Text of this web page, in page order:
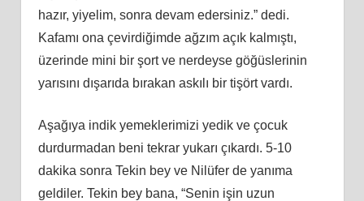
hazır, yiyelim, sonra devam edersiniz.” dedi.
Kafamı ona çevirdiğimde ağzım açık kalmıştı,
üzerinde mini bir şort ve nerdeyse göğüslerinin
yarısını dışarıda bırakan askılı bir tişört vardı.
Aşağıya indik yemeklerimizi yedik ve çocuk
durdurmadan beni tekrar yukarı çıkardı. 5-10
dakika sonra Tekin bey ve Nilüfer de yanıma
geldiler. Tekin bey bana, “Senin işin uzun